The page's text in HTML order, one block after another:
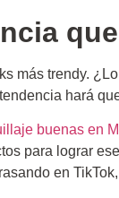
más trendy.
hará
buenas en
para lograr
en